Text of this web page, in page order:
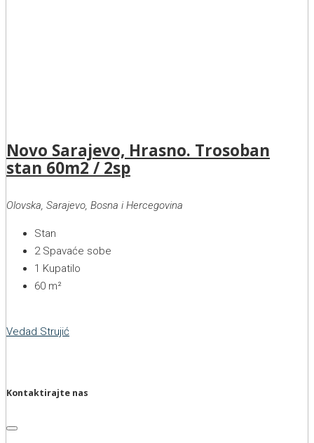
Novo Sarajevo, Hrasno. Trosoban
stan 60m2 / 2sp
Olovska, Sarajevo, Bosna i Hercegovina
Stan
2 Spavaće sobe
1 Kupatilo
60 m²
Vedad Strujić
Kontaktirajte nas